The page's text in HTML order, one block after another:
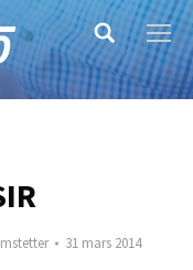
Search:
31 mars 2014